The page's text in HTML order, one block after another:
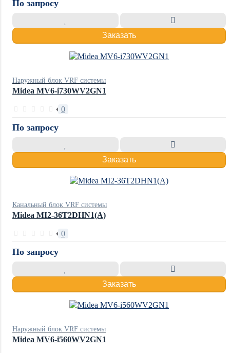
По запросу
Заказать
Наружный блок VRF системы
Midea MV6-i730WV2GN1
0
По запросу
Заказать
Канальный блок VRF системы
Midea MI2-36T2DHN1(A)
0
По запросу
Заказать
Наружный блок VRF системы
Midea MV6-i560WV2GN1